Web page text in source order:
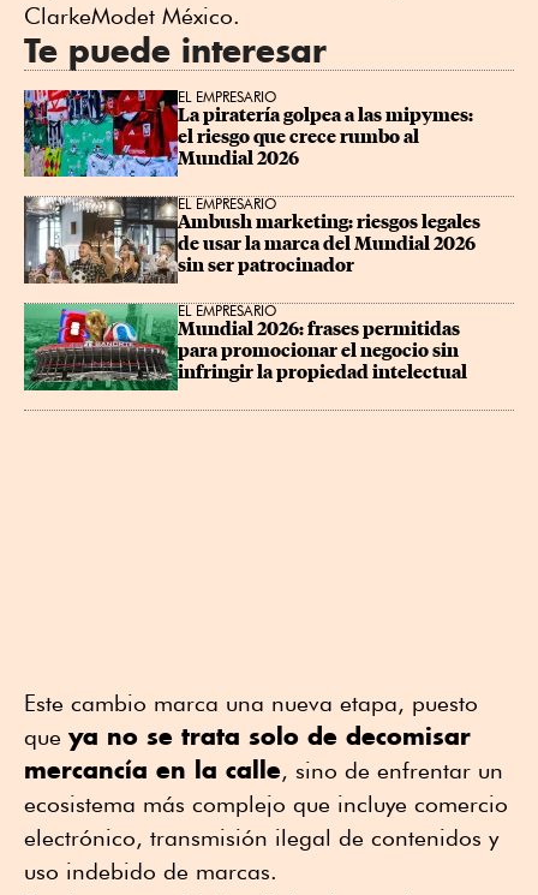
ClarkeModet México.
Te puede interesar
EL EMPRESARIO
La piratería golpea a las mipymes:
el riesgo que crece rumbo al
Mundial 2026
EL EMPRESARIO
Ambush marketing: riesgos legales
de usar la marca del Mundial 2026
sin ser patrocinador
EL EMPRESARIO
Mundial 2026: frases permitidas
para promocionar el negocio sin
infringir la propiedad intelectual
Este cambio marca una nueva etapa, puesto
que ya no se trata solo de decomisar
mercancía en la calle, sino de enfrentar un
ecosistema más complejo que incluye comercio
electrónico, transmisión ilegal de contenidos y
uso indebido de marcas.